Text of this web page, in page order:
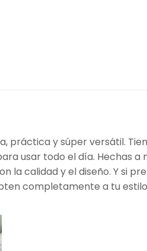
práctica y súper versátil.
usar todo el día. Hechas a
la calidad y el diseño. Y si
completamente a tu